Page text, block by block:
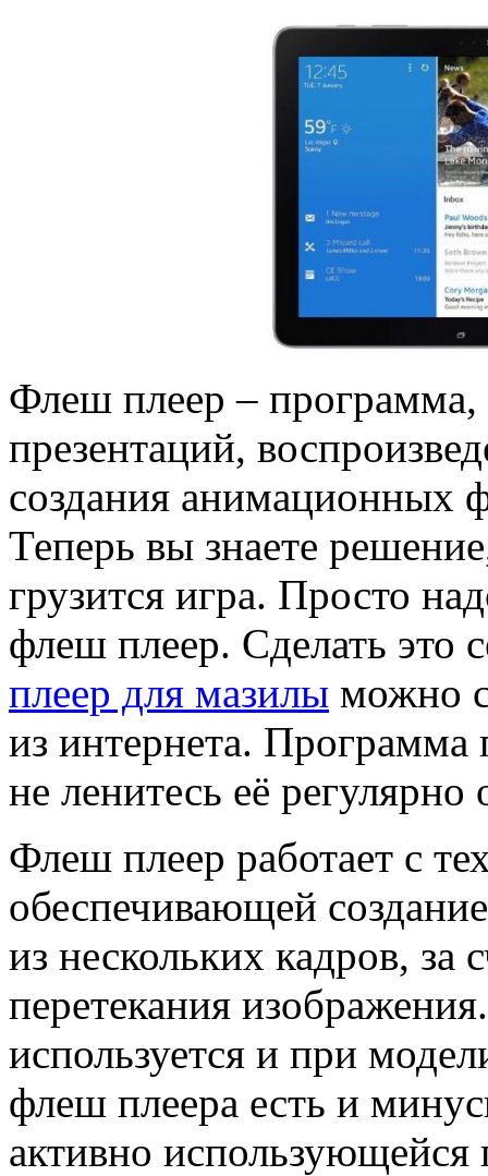
Флеш плеер – программа,
презентаций,
создания анимационных
Теперь вы знаете
грузится игра. Просто
флеш плеер. Сделать это
плеер для мазилы можно
из интернета. Программа
не ленитесь её регулярно
Флеш плеер работает с
обеспечивающей
из нескольких кадров, за
перетекания
используется и при
флеш плеера есть и
активно